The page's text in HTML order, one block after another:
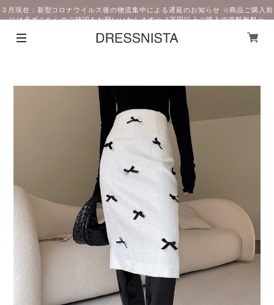
３月現在：新型コロナウイルス後の物流集中による遅延のお知らせ ☆商品ご購入前
には必ずこちらのご確認をお願いいたします☆ 1万円以上ご購入で送料無料☆